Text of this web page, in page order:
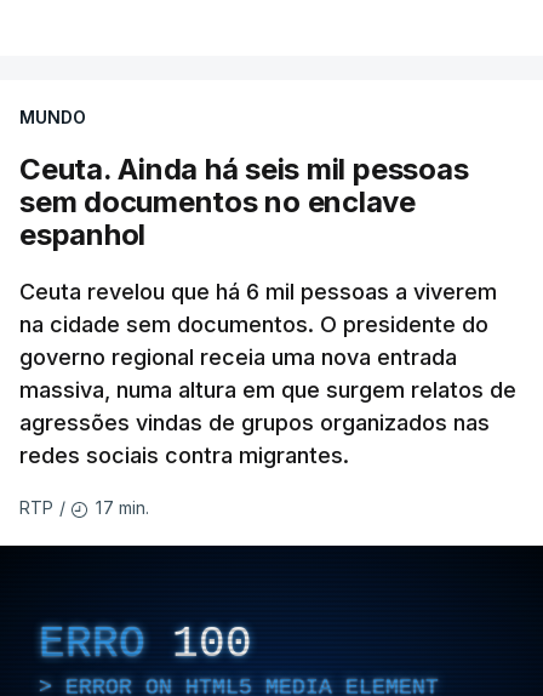
MUNDO
Ceuta. Ainda há seis mil pessoas
sem documentos no enclave
espanhol
Ceuta revelou que há 6 mil pessoas a viverem
na cidade sem documentos. O presidente do
governo regional receia uma nova entrada
massiva, numa altura em que surgem relatos de
agressões vindas de grupos organizados nas
redes sociais contra migrantes.
RTP / 17 min.
ERRO 100
ERROR ON HTML5 MEDIA ELEMENT